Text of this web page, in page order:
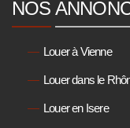
NOS
Louer à Vienne
Louer dans le
Louer en Isere